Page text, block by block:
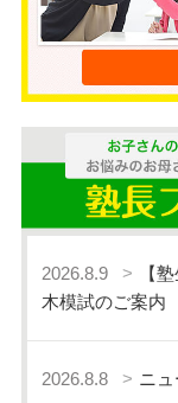
2026.8.9
【
木模試のご案内
2026.8.8 ニ